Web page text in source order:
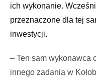
ich wykonanie.
przeznaczone dla tej
inwestycji.
– Ten sam wykonawca
innego zadania w